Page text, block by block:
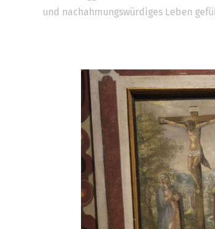
und nachahmungswürdiges Leben